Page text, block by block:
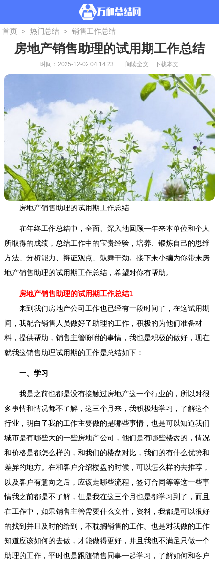
首页 > 热门总结 > 销售工作总结
房地产销售助理的试用期工作总结
时间：2025-12-02 04:14:23 阅读全文 下载本文
房地产销售助理的试用期工作总结
在年终工作总结中，全面、深入地回顾一年来本单位和个人
所取得的成绩，总结工作中的宝贵经验，培养、锻炼自己的思维
方法、分析能力、辩证观点、鼓舞干劲。接下来小编为你带来房
地产销售助理的试用期工作总结，希望对你有帮助。
房地产销售助理的试用期工作总结1
来到我们房地产公司工作也已经有一段时间了，在这试用期
间，我配合销售人员做好了助理的工作，积极的为他们准备材
料，提供帮助，销售主管吩咐的事情，我也是积极的做好，现在
就我这销售助理试用期的工作是总结如下：
一、学习
我是之前也都是没有接触过房地产这一个行业的，所以对很
多事情和情况都不了解，这三个月来，我积极地学习，了解这个
行业，明白了我的工作主要做的是哪些事情，也是可以知道我们
城市是有哪些大的一些房地产公司，他们是有哪些楼盘的，情况
和价格是都怎么样的，和我们的楼盘对比，我们的有什么优势和
差异的地方。在和客户介绍楼盘的时候，可以怎么样的去推荐，
以及客户有意向之后，应该走哪些流程，签订合同等等这一些事
情我之前都是不了解，但是我在这三个月也是都学习到了，而且
在工作中，如果销售主管需要什么文件，资料，我都是可以很好
的找到并且及时的给到，不耽搁销售的工作。也是对我做的工作
知道应该如何的去做，才能做得更好，并且我也不满足只做一个
助理的工作，平时也是跟随销售同事一起学习，了解如何和客户